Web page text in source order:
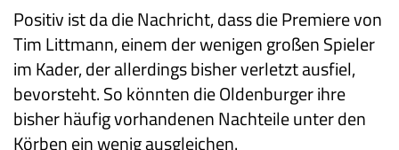
Positiv ist da die Nachricht, dass die Premiere von
Tim Littmann, einem der wenigen großen Spieler
im Kader, der allerdings bisher verletzt ausfiel,
bevorsteht. So könnten die Oldenburger ihre
bisher häufig vorhandenen Nachteile unter den
Körben ein wenig ausgleichen.